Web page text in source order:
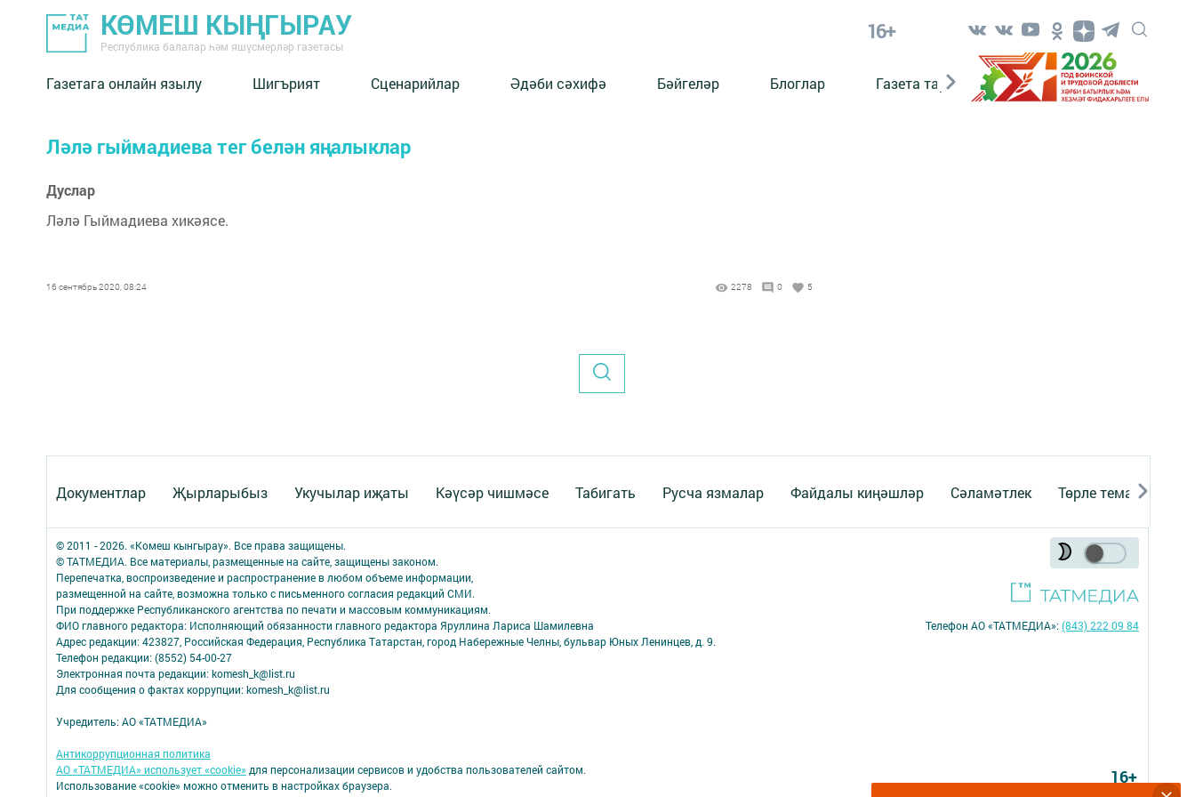
КӨМЕШ КЫҢГЫРАУ
Республика балалар һәм яшүсмерләр газетасы
16+
Газетага онлайн язылу Шигърият Сценарийлар Әдәби сәхифә Бәйгеләр Блоглар Газета тарихы Әкият Әкият
Ләлә гыймадиева тег белән яңалыклар
Дуслар
Ләлә Гыймадиева хикәясе.
16 сентябрь 2020, 08:24 2278 0 5
Документлар Җырларыбыз Укучылар иҗаты Кәүсәр чишмәсе Табигать Русча язмалар Файдалы киңәшләр Сәламәтлек Төрле темалар
© 2011 - 2026. «Комеш кынгырау». Все права защищены.
© ТАТМЕДИА. Все материалы, размещенные на сайте, защищены законом.
Перепечатка, воспроизведение и распространение в любом объеме информации,
размещенной на сайте, возможна только с письменного согласия редакций СМИ.
При поддержке Республиканского агентства по печати и массовым коммуникациям.
ФИО главного редактора: Исполняющий обязанности главного редактора Яруллина Лариса Шамилевна
Адрес редакции: 423827, Российская Федерация, Республика Татарстан, город Набережные Челны, бульвар Юных Ленинцев, д. 9.
Телефон редакции: (8552) 54-00-27
Электронная почта редакции: komesh_k@list.ru
Для сообщения о фактах коррупции: komesh_k@list.ru
Учредитель: АО «ТАТМЕДИА»
Антикоррупционная политика
АО «ТАТМЕДИА» использует «cookie» для персонализации сервисов и удобства пользователей сайтом.
Использование «cookie» можно отменить в настройках браузера.
Телефон АО «ТАТМЕДИА»:(843) 222 09 84
16+